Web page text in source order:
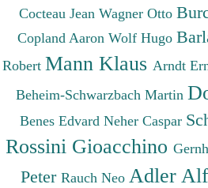
Cocteau Jean Wagner Otto
Copland Aaron Wolf Hugo
Robert Mann Klaus Arndt
Beheim-Schwarzbach Martin
Benes Edvard Neher Caspar
Rossini Gioacchino
Peter Rauch Neo Adler